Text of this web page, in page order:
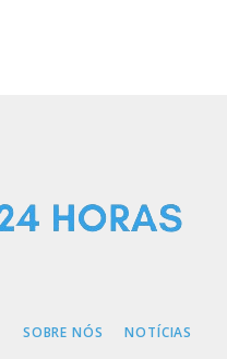
SOBRE NÓS NOTÍCIAS